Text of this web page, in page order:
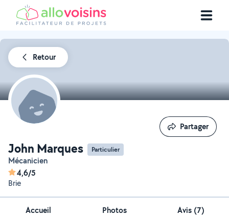
Retour
John Marques Particulier
Mécanicien
4,6/5
Brie
Partager
Partager
Accueil Photos Avis (7)